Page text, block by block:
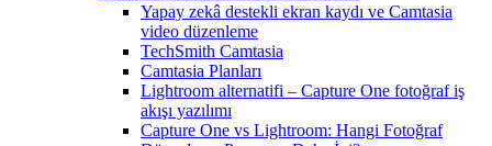
Yapay zekâ destekli ekran kaydı ve Camtasia
video düzenleme
TechSmith Camtasia
Camtasia Planları
Lightroom alternatifi – Capture One fotoğraf iş
akışı yazılımı
Capture One vs Lightroom: Hangi Fotoğraf